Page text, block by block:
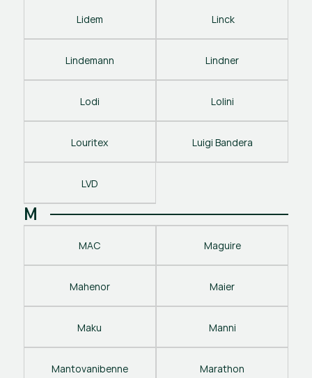
Lidem Linck
Lindemann Lindner
Lodi Lolini
Louritex Luigi Bandera
LVD
M
MAC Maguire
Mahenor Maier
Maku Manni
Mantovanibenne Marathon